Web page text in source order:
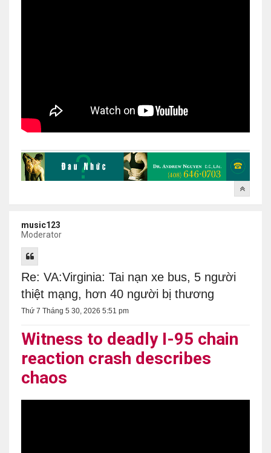
music123
Moderator
Re: VA:Virginia: Tai nạn xe bus, 5 người
thiệt mạng, hơn 40 người bị thương
Thứ 7 Tháng 5 30, 2026 5:51 pm
Witness to deadly I-95 chain
reaction crash describes
chaos